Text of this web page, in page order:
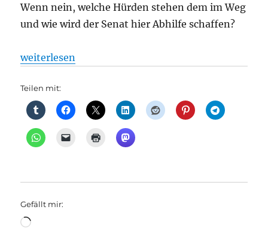
Wenn nein, welche Hürden stehen dem im Weg
und wie wird der Senat hier Abhilfe schaffen?
„Ostbahn: Fährt die RB 26 bald wirklich im 30-
weiterlesen
Teilen mit:
Gefällt mir:
Wird